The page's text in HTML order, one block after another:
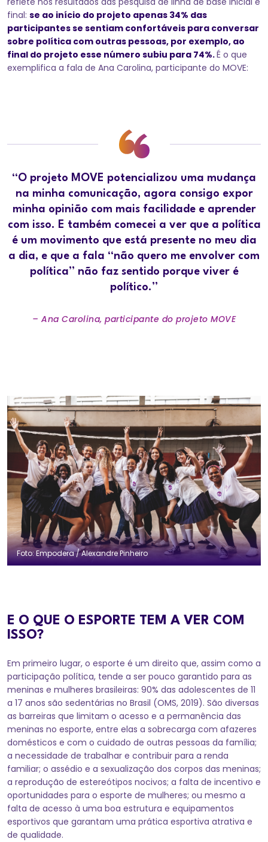
final: se ao início do projeto apenas 34% das
participantes se sentiam confortáveis para conversar
sobre política com outras pessoas, por exemplo, ao
final do projeto esse número subiu para 74%.É o que
exemplifica a fala de Ana Carolina, participante do MOVE:
“O projeto MOVE potencializou uma mudança
na minha comunicação, agora consigo expor
minha opinião com mais facilidade e aprender
com isso. E também comecei a ver que a política
é um movimento que está presente no meu dia
a dia, e que a fala “não quero me envolver com
política” não faz sentido porque viver é
político.”
– Ana Carolina, participante do projeto MOVE
Foto: Empodera / Alexandre Pinheiro
E O QUE O ESPORTE TEM A VER COM
ISSO?
Em primeiro lugar, o esporte é um direito que, assim como a
participação política, tende a ser pouco garantido para as
meninas e mulheres brasileiras: 90% das adolescentes de 11
a 17 anos são sedentárias no Brasil (OMS, 2019). São diversas
as barreiras que limitam o acesso e a permanência das
meninas no esporte, entre elas a sobrecarga com afazeres
domésticos e com o cuidado de outras pessoas da família;
a necessidade de trabalhar e contribuir para a renda
familiar; o assédio e a sexualização dos corpos das meninas;
a reprodução de estereótipos nocivos; a falta de incentivo e
oportunidades para o esporte de mulheres; ou mesmo a
falta de acesso à uma boa estrutura e equipamentos
esportivos que garantam uma prática esportiva atrativa e
de qualidade.